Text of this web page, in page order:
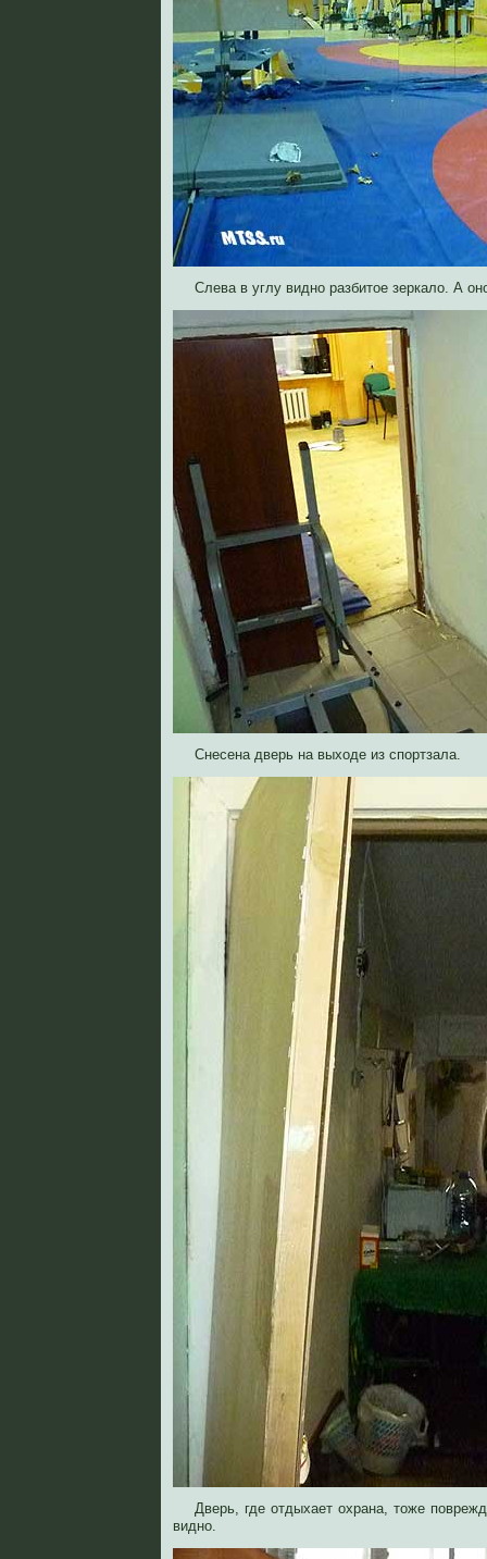
Слева в углу видно разбитое зеркало. А
Снесена дверь на выходе из спортзала.
Дверь, где отдыхает охрана, тоже
видно.